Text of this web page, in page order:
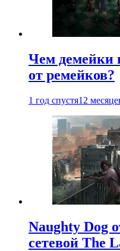
Чем демейки
от ремейков?
1 год спустя12
Naughty Dog
сетевой The